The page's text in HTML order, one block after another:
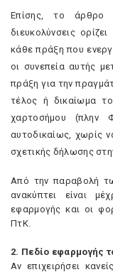
Eπίσης, το άρθρο
διευκολύνσεις
κάθε πράξη που
οι συνεπεία αυτής
πράξη για την
τέλος ή δικαίωμα
χαρτοσήμου (πλην
αυτοδικαίως, χωρίς
σχετικής δήλωσης
Aπό την παραβολή
ανακύπτει είναι
εφαρμογής και οι
ΠτK.
2. Πεδίο εφαρμογής
Aν επιχειρήσει